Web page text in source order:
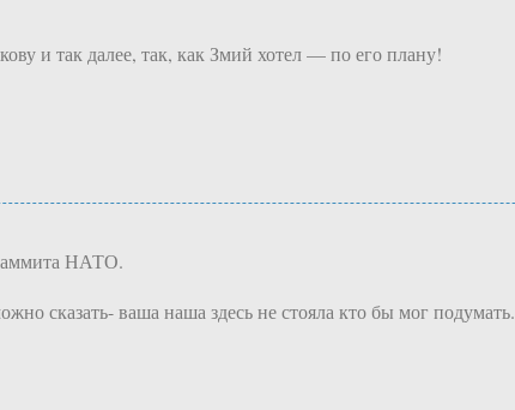
и так далее, так, как Змий хотел — по его плану!
саммита НАТО.
сказать- ваша наша здесь не стояла кто бы мог подумать.